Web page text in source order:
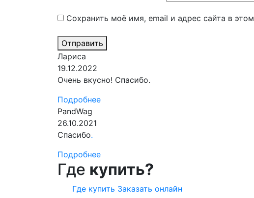
Сохранить моё имя, email и адрес сайта в
Отправить
Лариса
19.12.2022
Очень вкусно! Спасибо.
Подробнее
PandWag
26.10.2021
Спасибо.
Подробнее
Где купить?
Где купить Заказать онлайн